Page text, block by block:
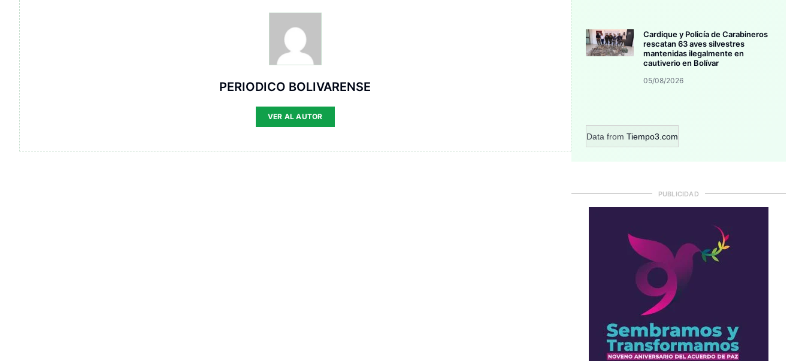
PERIODICO BOLIVARENSE
VER AL AUTOR
Cardique y Policía de Carabineros
rescatan 63 aves silvestres
mantenidas ilegalmente en
cautiverio en Bolívar
05/08/2026
Data from Tiempo3.com
PUBLICIDAD